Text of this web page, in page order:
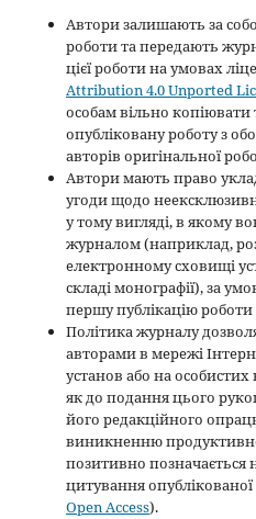
Автори залишають за
роботи та передають
цієї роботи на умовах
Attribution 4.0 Unported
особам вільно
опубліковану роботу з
авторів оригінальної
Автори мають право
угоди щодо
у тому вигляді, в якому
журналом (наприклад,
електронному сховищі
складі монографії), за
першу публікацію
Політика журналу
авторами в мережі
установ або на
як до подання цього
його редакційного
виникненню
позитивно позначається
цитування
Open Access).